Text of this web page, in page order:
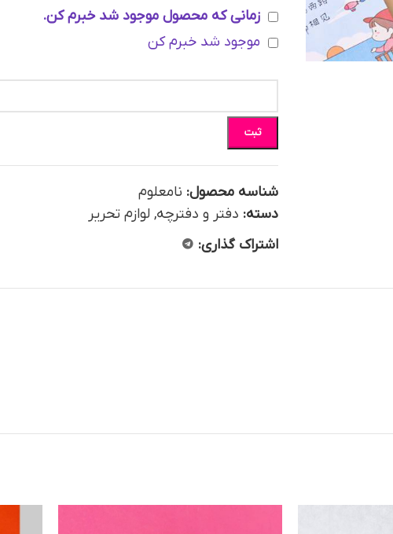
زمانی که محصول موجود شد خبرم کن.
موجود شد خبرم کن
ثبت
شناسه محصول: نامعلوم
دسته: دفتر و دفترچه, لوازم تحریر
اشتراک گذاری: